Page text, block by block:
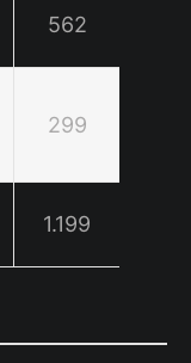
562
299
1.199